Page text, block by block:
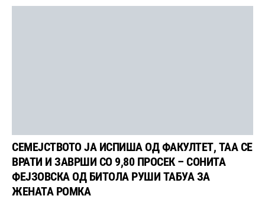
СЕМЕЈСТВОТО ЈА ИСПИША ОД ФАКУЛТЕТ, ТАА СЕ
ВРАТИ И ЗАВРШИ СО 9,80 ПРОСЕК – СОНИТА
ФЕЈЗОВСКА ОД БИТОЛА РУШИ ТАБУА ЗА
ЖЕНАТА РОМКА